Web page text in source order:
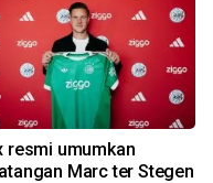
resmi umumkan
Marc ter Stegen